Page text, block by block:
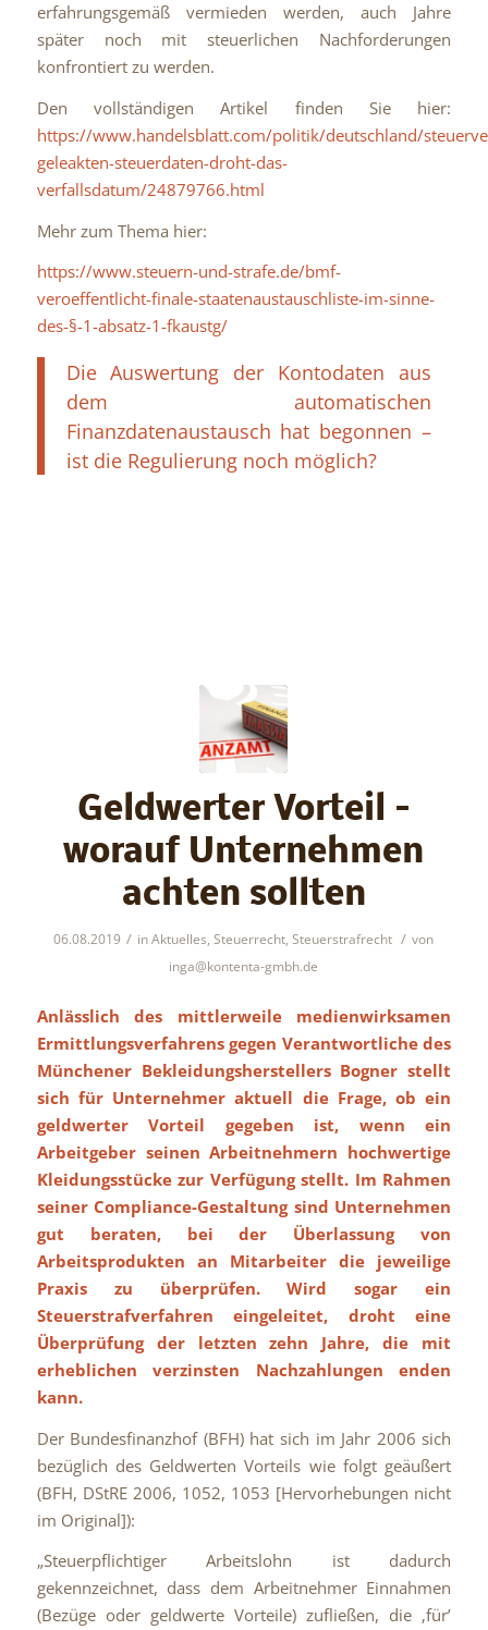
erfahrungsgemäß vermieden werden, auch Jahre
später noch mit steuerlichen Nachforderungen
konfrontiert zu werden.
Den vollständigen Artikel finden Sie hier:
https://www.handelsblatt.com/politik/deutschland/
geleakten-steuerdaten-droht-das-
verfallsdatum/24879766.html
Mehr zum Thema hier:
https://www.steuern-und-strafe.de/bmf-
veroeffentlicht-finale-staatenaustauschliste-im-sinne-
des-§-1-absatz-1-fkaustg/
Die Auswertung der Kontodaten aus
dem automatischen
Finanzdatenaustausch hat begonnen –
ist die Regulierung noch möglich?
Geldwerter Vorteil –
worauf Unternehmen
achten sollten
06.08.2019 / inAktuelles,Steuerrecht,Steuerstrafrecht / von
inga@kontenta-gmbh.de
Anlässlich des mittlerweile medienwirksamen
Ermittlungsverfahrens gegen Verantwortliche des
Münchener Bekleidungsherstellers Bogner stellt
sich für Unternehmer aktuell die Frage, ob ein
geldwerter Vorteil gegeben ist, wenn ein
Arbeitgeber seinen Arbeitnehmern hochwertige
Kleidungsstücke zur Verfügung stellt. Im Rahmen
seiner Compliance-Gestaltung sind Unternehmen
gut beraten, bei der Überlassung von
Arbeitsprodukten an Mitarbeiter die jeweilige
Praxis zu überprüfen. Wird sogar ein
Steuerstrafverfahren eingeleitet, droht eine
Überprüfung der letzten zehn Jahre, die mit
erheblichen verzinsten Nachzahlungen enden
kann.
Der Bundesfinanzhof (BFH) hat sich im Jahr 2006 sich
bezüglich des Geldwerten Vorteils wie folgt geäußert
(BFH, DStRE 2006, 1052, 1053 [Hervorhebungen nicht
im Original]):
„Steuerpflichtiger Arbeitslohn ist dadurch
gekennzeichnet, dass dem Arbeitnehmer Einnahmen
(Bezüge oder geldwerte Vorteile) zufließen, die ‚für’